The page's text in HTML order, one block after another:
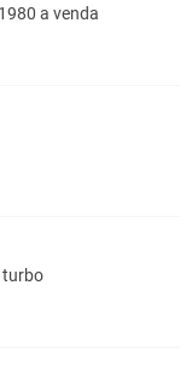
a venda
turbo